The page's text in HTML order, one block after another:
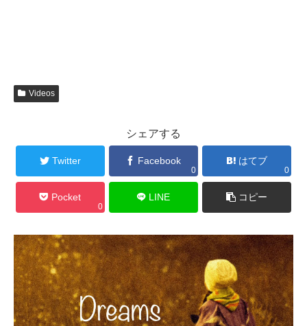
Videos
シェアする
Twitter Facebook
0
はてブ
0
Pocket
0
LINE コピー